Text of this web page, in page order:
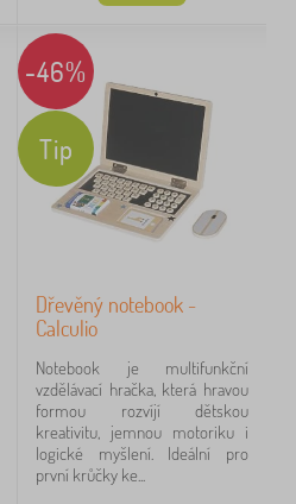
-46%
Tip
Dřevěný notebook -
Calculio
Notebook je multifunkční
vzdělávací hračka, která hravou
formou rozvíjí dětskou
kreativitu, jemnou motoriku i
logické myšlení. Ideální pro
první krůčky ke...